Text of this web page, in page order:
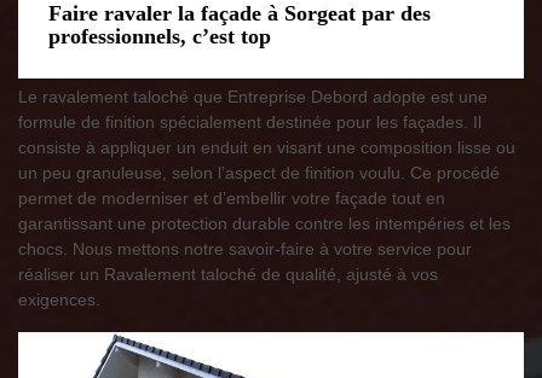
Faire ravaler la façade à Sorgeat par des
professionnels, c’est top
Le ravalement taloché que Entreprise Debord adopte est une
formule de finition spécialement destinée pour les façades. Il
consiste à appliquer un enduit en visant une composition lisse ou
un peu granuleuse, selon l’aspect de finition voulu. Ce procédé
permet de moderniser et d’embellir votre façade tout en
garantissant une protection durable contre les intempéries et les
chocs. Nous mettons notre savoir-faire à votre service pour
réaliser un Ravalement taloché de qualité, ajusté à vos
exigences.